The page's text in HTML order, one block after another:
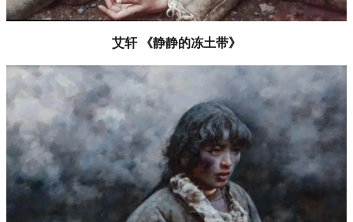
艾轩 《静静的冻土带》